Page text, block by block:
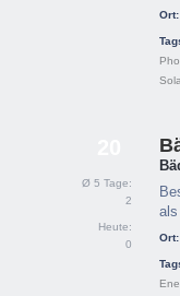
Ort:
Ø 5 Tage:
2
Heute:
0
Ort: